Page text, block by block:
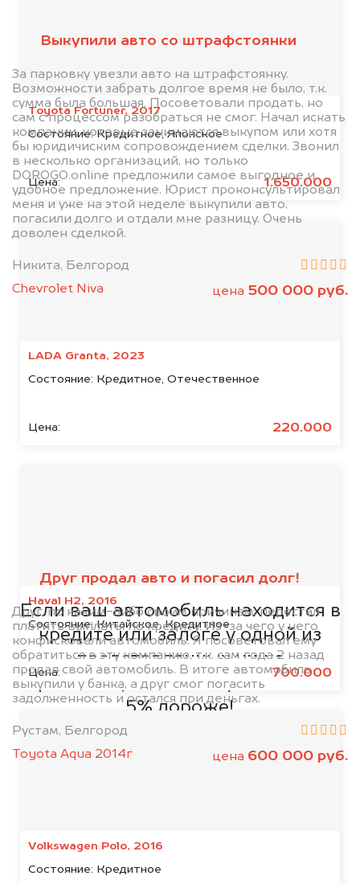
Toyota Fortuner, 2017
Состояние:Кредитное, Японское
Цена: 1.650.000
LADA Granta, 2023
Состояние: Кредитное, Отечественное
Цена: 220.000
Haval H2, 2016
Состояние:Китайское, Кредитное
Цена: 700.000
Volkswagen Polo, 2016
Состояние: Кредитное
Выкупили авто со штрафстоянки
За парковку увезли авто на штрафстоянку.
Возможности забрать долгое время не было, т.к.
сумма была большая. Посоветовали продать, но
сам с процессом разобраться не смог. Начал искать
компании, которые занимаются выкупом или хотя
бы юридичиским сопровождением сделки. Звонил
в несколько организаций, но только
DOROGO.online предложили самое выгодное и
удобное предложение. Юрист проконсультировал
меня и уже на этой неделе выкупили авто,
погасили долго и отдали мне разницу. Очень
доволен сделкой.
Никита, Белгород
Chevrolet Niva
цена 500 000 руб.
Друг продал авто и погасил долг!
Друг, по каким-либо своим причинам, перестал
платить выплаты по кредиту. Из-за чего у него
конфисковали автомобиль. Я посоветовал ему
обратиться в эту компанию, т.к. сам года 2 назад
продал свой автомобиль. В итоге автомобиль
выкупили у банка, а друг смог погасить
задолженность и остался при деньгах.
Рустам, Белгород
Toyota Aqua 2014г
цена 600 000 руб.
банками
Если ваш автомобиль находится в
кредите или залоге у одной из
представленных ниже
организаций, то мы купим его на
5% дороже!